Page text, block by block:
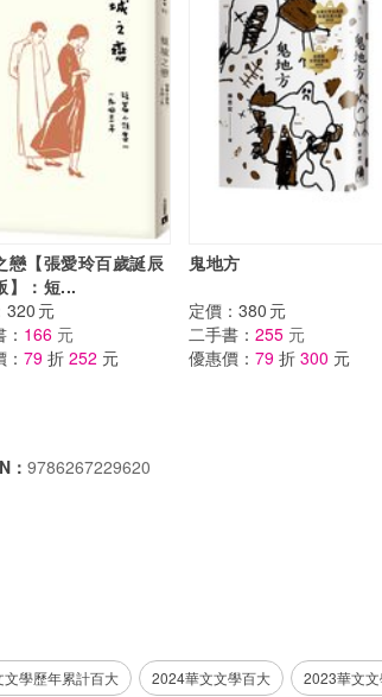
戀【張愛玲百歲誕辰
】：短...
320 元
166 元
79 折 252 元
鬼地方
定價： 380 元
二手書： 255 元
優惠價： 79 折 300 元
： 9786267229620
文學歷年累計百大 2024華文文學百大 2023華文